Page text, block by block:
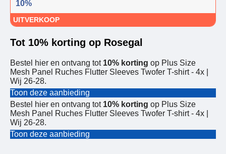
10%
UITVERKOOP
Tot 10% korting op Rosegal
Bestel hier en ontvang tot 10% korting op Plus Size
Mesh Panel Ruches Flutter Sleeves Twofer T-shirt - 4x |
Wij 26-28.
Toon deze aanbieding
Bestel hier en ontvang tot 10% korting op Plus Size
Mesh Panel Ruches Flutter Sleeves Twofer T-shirt - 4x |
Wij 26-28.
Toon deze aanbieding